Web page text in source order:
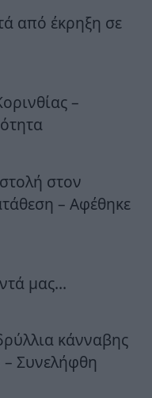
από έκρηξη σε
–
στον
– Αφέθηκε
μας…
κάνναβης
– Συνελήφθη